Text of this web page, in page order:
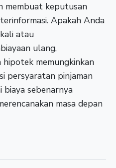
membuat keputusan
Apakah Anda
atau
ulang,
memungkinkan
persyaratan pinjaman
biaya sebenarnya
masa depan